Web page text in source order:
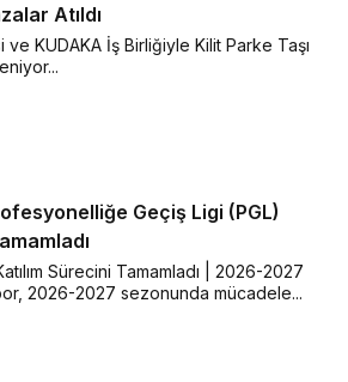
Atıldı
KUDAKA İş Birliğiyle Kilit Parke Taşı
Geçiş Ligi (PGL)
Sürecini Tamamladı | 2026-2027
2026-2027 sezonunda mücadele...